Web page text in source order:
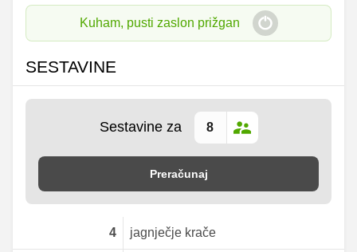
Kuham, pusti zaslon prižgan
SESTAVINE
Sestavine za
Preračunaj
4 jagnječje krače